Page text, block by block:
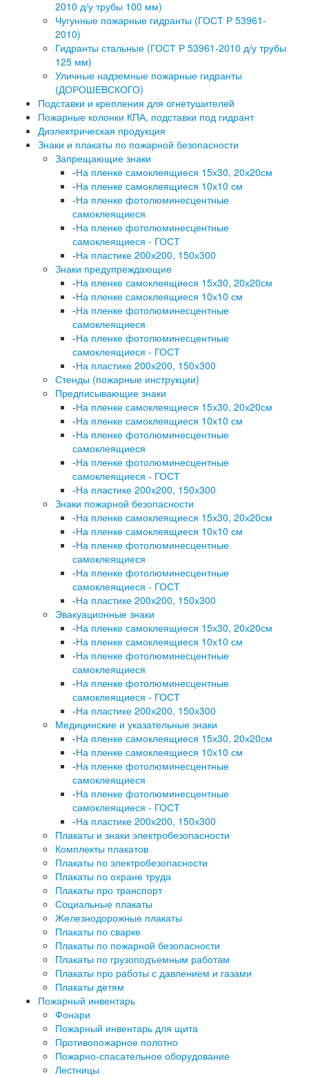
2010 д/у трубы 100 мм)
Чугунные пожарные гидранты (ГОСТ Р 53961-
2010)
Гидранты стальные (ГОСТ Р 53961-2010 д/у трубы
125 мм)
Уличные надземные пожарные гидранты
(ДОРОШЕВСКОГО)
Подставки и крепления для огнетушителей
Пожарные колонки КПА, подставки под гидрант
Диэлектрическая продукция
Знаки и плакаты по пожарной безопасности
Запрещающие знаки
-На пленке самоклеящиеся 15х30, 20х20см
-На пленке самоклеящиеся 10х10 см
-На пленке фотолюминесцентные
самоклеящиеся
-На пленке фотолюминесцентные
самоклеящиеся - ГОСТ
-На пластике 200х200, 150х300
Знаки предупреждающие
-На пленке самоклеящиеся 15х30, 20х20см
-На пленке самоклеящиеся 10х10 см
-На пленке фотолюминесцентные
самоклеящиеся
-На пленке фотолюминесцентные
самоклеящиеся - ГОСТ
-На пластике 200х200, 150х300
Стенды (пожарные инструкции)
Предписывающие знаки
-На пленке самоклеящиеся 15х30, 20х20см
-На пленке самоклеящиеся 10х10 см
-На пленке фотолюминесцентные
самоклеящиеся
-На пленке фотолюминесцентные
самоклеящиеся - ГОСТ
-На пластике 200х200, 150х300
Знаки пожарной безопасности
-На пленке самоклеящиеся 15х30, 20х20см
-На пленке самоклеящиеся 10х10 см
-На пленке фотолюминесцентные
самоклеящиеся
-На пленке фотолюминесцентные
самоклеящиеся - ГОСТ
-На пластике 200х200, 150х300
Эвакуационные знаки
-На пленке самоклеящиеся 15х30, 20х20см
-На пленке самоклеящиеся 10х10 см
-На пленке фотолюминесцентные
самоклеящиеся
-На пленке фотолюминесцентные
самоклеящиеся - ГОСТ
-На пластике 200х200, 150х300
Медицинские и указательные знаки
-На пленке самоклеящиеся 15х30, 20х20см
-На пленке самоклеящиеся 10х10 см
-На пленке фотолюминесцентные
самоклеящиеся
-На пленке фотолюминесцентные
самоклеящиеся - ГОСТ
-На пластике 200х200, 150х300
Плакаты и знаки электробезопасности
Комплекты плакатов
Плакаты по электробезопасности
Плакаты по охране труда
Плакаты про транспорт
Социальные плакаты
Железнодорожные плакаты
Плакаты по сварке
Плакаты по пожарной безопасности
Плакаты по грузоподъемным работам
Плакаты про работы с давлением и газами
Плакаты детям
Пожарный инвентарь
Фонари
Пожарный инвентарь для щита
Противопожарное полотно
Пожарно-спасательное оборудование
Лестницы